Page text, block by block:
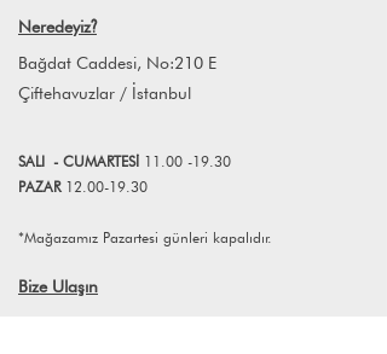
doğmasını sağlarken aynı zamanda
kuvvetlendiriyor.
koşullarına uyması gerekmektedir.
Farklı adet siparişleriniz için
Neredeyiz?
Bağdat Caddesi, No:210 E
Çiftehavuzlar / İstanbul
SALI - CUMARTESİ 11.00 -19.30
PAZAR 12.00-19.30
*Mağazamız Pazartesi günleri kapalıdır.
Bize Ulaşın